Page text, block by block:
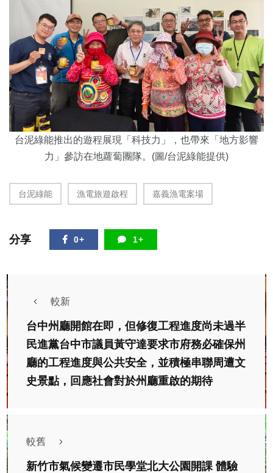
台泥綠能推出的遊程展現「科技力」，也帶來「地方影響
力」參訪在地蘿蔔團隊。(圖/台泥綠能提供)
台泥綠能 漁電旅遊啟程 嘉義漁電案場
分享 0+ 1+
較新
台中州廳開館在即，但修復工程進度尚未過半
民進黨台中市議員黃守達要求市府務必確保州
廳的工程進度與公共安全，並積極串聯周遭文
史景點，回應社會對於州廳重啟的期待
較舊
新竹市氣候變遷市民學堂北大公園開課 體驗